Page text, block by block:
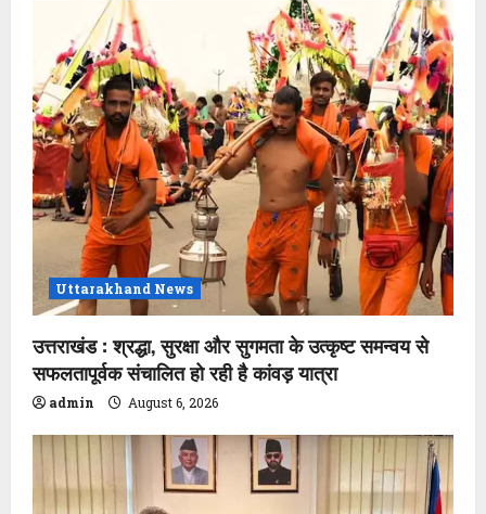
Uttarakhand News
उत्तराखंड : श्रद्धा, सुरक्षा और सुगमता के उत्कृष्ट समन्वय से
सफलतापूर्वक संचालित हो रही है कांवड़ यात्रा
admin August 6, 2026